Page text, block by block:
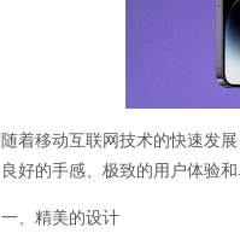
随着移动互联网技术的快速发
良好的手感、极致的用户体验
一、精美的设计